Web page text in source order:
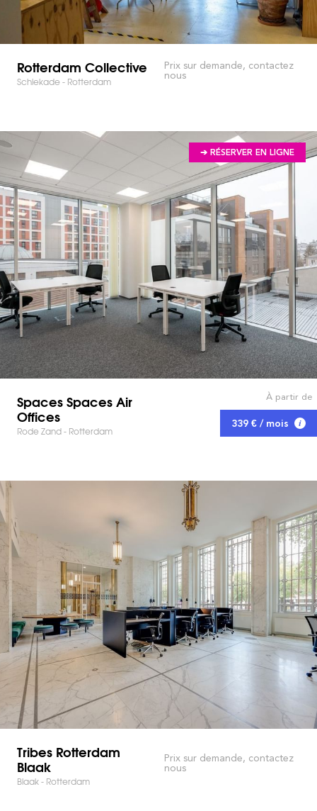
Rotterdam Collective
Schiekade - Rotterdam
Prix sur demande, contactez
nous
➔ RÉSERVER EN LIGNE
Spaces Spaces Air
Offices
Rode Zand - Rotterdam
À partir de
339 € / mois
Tribes Rotterdam
Blaak
Blaak - Rotterdam
Prix sur demande, contactez
nous